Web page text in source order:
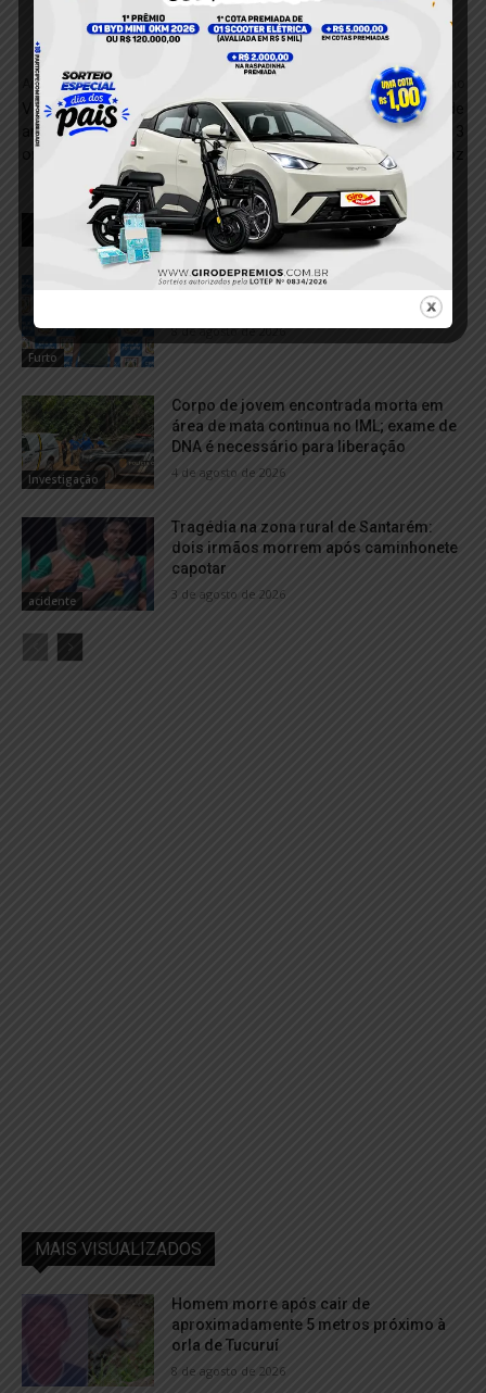
Anterior
VÍDEO; Mulher é detida após
ameaçar vítima com faca na
orla de Itaituba
Próximo
Pai é preso suspeito de
abusar da própria filha de 13
anos em Porto de Moz
RELACIONADOS
Furto
Homem é detido após furtar celular
8 de agosto de 2026
Investigação
Corpo de jovem encontrada morta em
área de mata continua no IML; exame de
DNA é necessário para liberação
4 de agosto de 2026
acidente
Tragédia na zona rural de Santarém:
dois irmãos morrem após caminhonete
capotar
3 de agosto de 2026
MAIS VISUALIZADOS
Homem morre após cair de
aproximadamente 5 metros próximo à
orla de Tucuruí
8 de agosto de 2026